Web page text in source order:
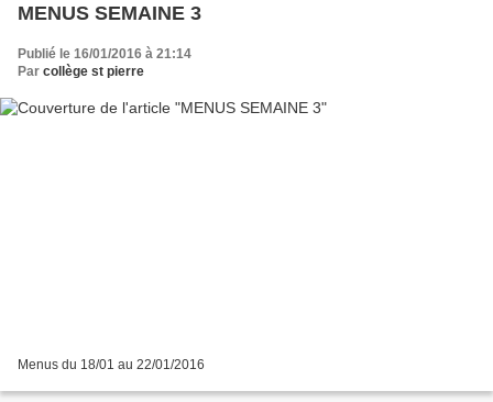
MENUS SEMAINE 3
Publié le 16/01/2016 à 21:14
Par collège st pierre
Menus du 18/01 au 22/01/2016